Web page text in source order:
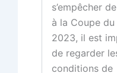
s’empêcher
à la Coupe
2023, il est
de regarder
conditions de